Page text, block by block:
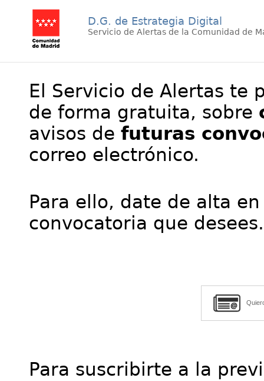
D.G. de Estrategia Digital
Servicio de Alertas de la Comunidad de
El Servicio de Alertas te
de forma gratuita, sobre
avisos de futuras
correo electrónico.
Para ello, date de alta
convocatoria que desees.
Para suscribirte a la